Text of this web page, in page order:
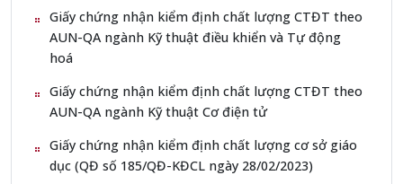
Giấy chứng nhận kiểm định chất lượng CTĐT theo
AUN-QA ngành Kỹ thuật điều khiển và Tự động
hoá
Giấy chứng nhận kiểm định chất lượng CTĐT theo
AUN-QA ngành Kỹ thuật Cơ điện tử
Giấy chứng nhận kiểm định chất lượng cơ sở giáo
dục (QĐ số 185/QĐ-KĐCL ngày 28/02/2023)